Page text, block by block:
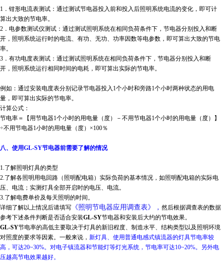
1．钳形电流表测试：通过测试节电器投入前和投入后照明系统电流的变化，即可计
算出大致的节电率。
2．电参数测试仪测试：通过测试照明系统在相同负荷条件下，节电器分别投入和断
开，照明系统运行时的电流、有功、无功、功率因数等电参数，即可算出大致的节电
率。
3．有功电度表测试：通过测试照明系统在相同负荷条件下，节电器分别投入和断
开，照明系统运行相同时间的电耗，即可算出实际的节电率。
例如：通过安装电度表分别记录节电器投入1个小时和旁路1个小时两种状态的用电
量，即可算出实际的节电率。
计算公式：
节电率＝【用节电器1个小时的用电量（度）－不用节电器1个小时的用电量（度）】
÷不用节电器1小时的用电量（度）×100％
八、使用GL-SY节电器前需要了解的情况
1.了解照明灯具的类型
2.了解各照明用电回路（照明配电箱）实际负荷的基本情况，如照明配电箱的实际电
压、电流；实测灯具全部开启时的电压、电流。
3.了解电费单价及每天照明的时间。
详细了解以上情况后请填写 《照明节电器应用调查表》， 然后根据调查表的数据
参考下述条件判断是否适合安装GL-SY节电器和安装后大约的节电效果。
GL-SY节电率的高低主要取决于灯具的新旧程度、制造水平、结构类型以及照明环境
对照度的要求等因素。一般来说， 新灯具、使用普通电感式镇流器的灯具节电率较
高，可达20~30%。对电子镇流器和节能灯等灯光系统，节电率可达10~20%。另外电
压越高节电效果越好。